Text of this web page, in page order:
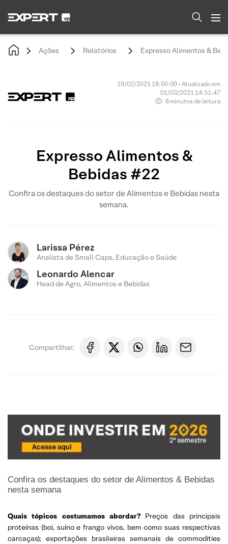
Ações Relatórios Expresso Alimentos &
19/02/2021 18:00:00 • Atualizado em
01/03/2021 14:51:47
8 minutos de leitura
Expresso Alimentos &
Bebidas #22
Confira os destaques do setor de Alimentos e Bebidas nesta
semana.
Larissa Pérez
Analista de Small Caps, Educação e Saúde
Leonardo Alencar
Head de Agro, Alimentos e Bebidas
Compartilhar:
Confira os destaques do setor de Alimentos & Bebidas
nesta semana
Quais tópicos costumamos abordar? Preços das principais
proteínas (boi, suíno e frango vivos, bem como suas respectivas
carcaças); exportações brasileiras semanais de commodities